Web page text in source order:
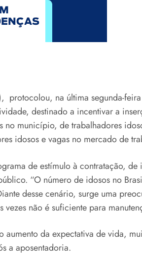
protocolou, na última segunda-
destinado a incentivar a
no município, de trabalhadores
idosos e vagas no mercado de
de estímulo à contratação,
“O número de idosos no
desse cenário, surge uma
não é suficiente para
da expectativa de vida,
a aposentadoria.